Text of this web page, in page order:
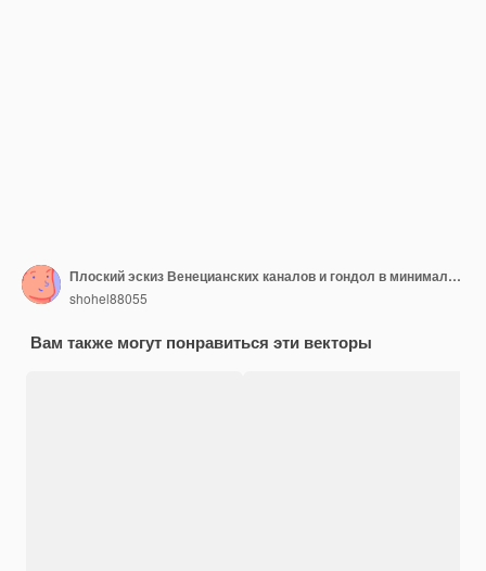
Плоский эскиз Венецианских каналов и гондол в минималистском стиле монохромная подробная линейная работа
shohel88055
Вам также могут понравиться эти векторы